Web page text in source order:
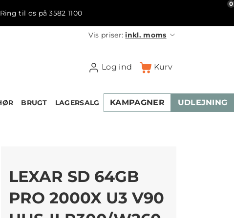
Ring til os på 3582 1100
Vis priser:inkl. moms
Log ind Kurv
0
BRUGT LAGERSALG KAMPAGNER UDLEJNING
LEXAR SD 64GB
PRO 2000X U3 V90